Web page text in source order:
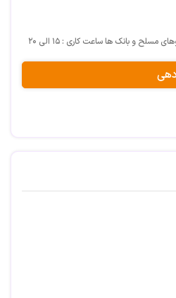
و بانک ها ساعت کاری : ۱۵ الی ۲۰